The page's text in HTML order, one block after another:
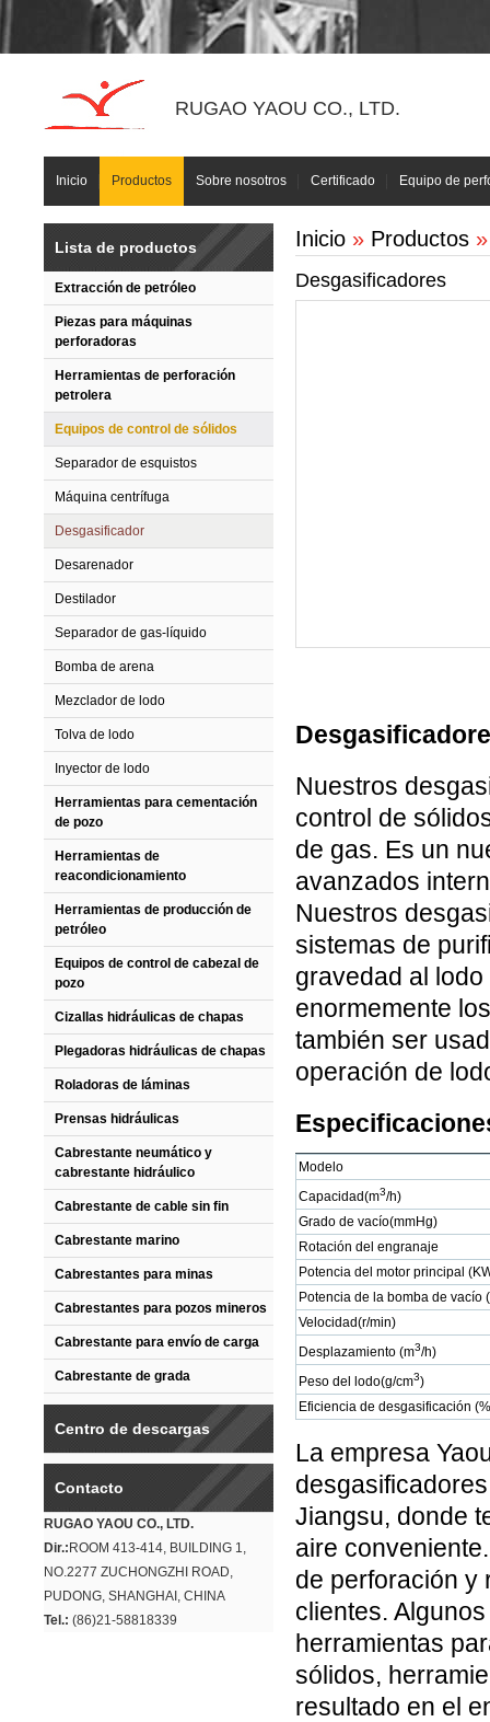
RUGAO YAOU CO., LTD.
Inicio Productos Sobre nosotros Certificado Equipo de
Lista de productos
Extracción de petróleo
Piezas para máquinas
perforadoras
Herramientas de perforación
petrolera
Equipos de control de sólidos
Separador de esquistos
Máquina centrífuga
Desgasificador
Desarenador
Destilador
Separador de gas-líquido
Bomba de arena
Mezclador de lodo
Tolva de lodo
Inyector de lodo
Herramientas para cementación
de pozo
Herramientas de
reacondicionamiento
Herramientas de producción de
petróleo
Equipos de control de cabezal de
pozo
Cizallas hidráulicas de chapas
Plegadoras hidráulicas de chapas
Roladoras de láminas
Prensas hidráulicas
Cabrestante neumático y
cabrestante hidráulico
Cabrestante de cable sin fin
Cabrestante marino
Cabrestantes para minas
Cabrestantes para pozos mineros
Cabrestante para envío de carga
Cabrestante de grada
Centro de descargas
Contacto
RUGAO YAOU CO., LTD.
Dir.: ROOM 413-414, BUILDING 1,
NO.2277 ZUCHONGZHI ROAD,
PUDONG, SHANGHAI, CHINA
Tel.: (86)21-58818339
Inicio » Productos
Desgasificadores
Nuestros
control de
de gas. Es un
avanzados
Nuestros
sistemas de
gravedad al
enormemente
también ser
operación de
Modelo
Capacidad(m3/h)
Grado de vacío(mmHg)
Rotación del engranaje
Potencia del motor principal
Potencia de la bomba de vacío
Velocidad(r/min)
Desplazamiento (m3/h)
Peso del lodo(g/cm3)
Eficiencia de desgasificación
La empresa
Jiangsu, donde
aire
de perforación y
clientes.
herramientas
sólidos,
resultado en el